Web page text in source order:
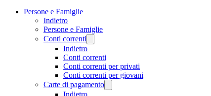
Persone e Famiglie
Indietro
Persone e Famiglie
Conti correnti
Indietro
Conti correnti
Conti correnti per privati
Conti correnti per giovani
Carte di pagamento
Indietro